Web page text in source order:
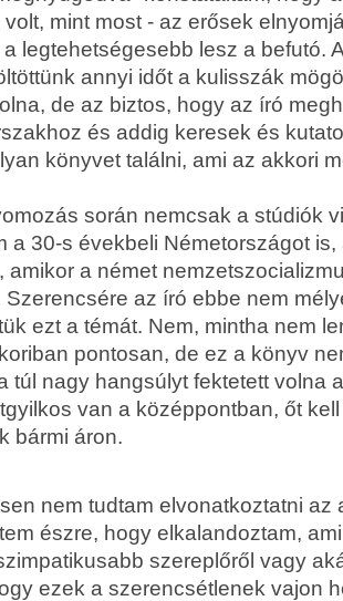
mint most - az erősek
legtehetségesebb lesz a befutó.
annyi időt a kulisszák
de az biztos, hogy az író
és addig keresek és
könyvet találni, ami az akkori
során nemcsak a stúdiók
a 30-s évekbeli Németországot
amikor a német
Szerencsére az író ebbe nem
ezt a témát. Nem, mintha nem
pontosan, de ez a könyv
túl nagy hangsúlyt fektetett volna
van a középpontban, őt
bármi áron.
nem tudtam elvonatkoztatni az
észre, hogy elkalandoztam,
szereplőről vagy
ezek a szerencsétlenek vajon